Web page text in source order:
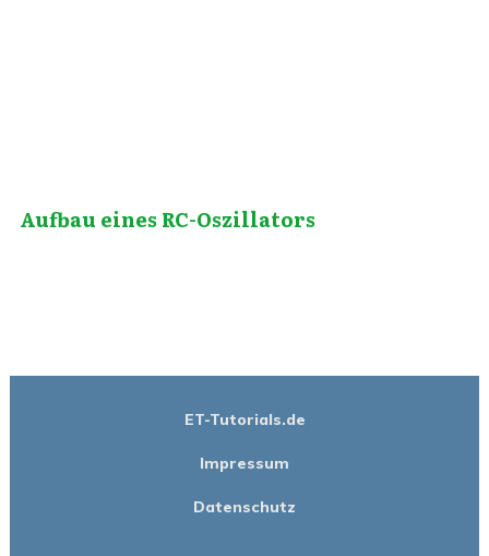
Aufbau eines RC-Oszillators
ET-Tutorials.de
Impressum
Datenschutz